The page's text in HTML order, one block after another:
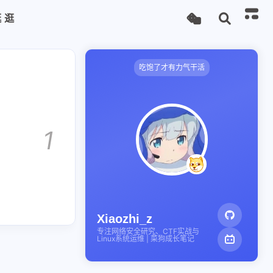
1
吃饱了才有力气干活
Xiaozhi_z
专注网络安全研究、CTF实战与
Linux系统运维 | 菜狗成长笔记